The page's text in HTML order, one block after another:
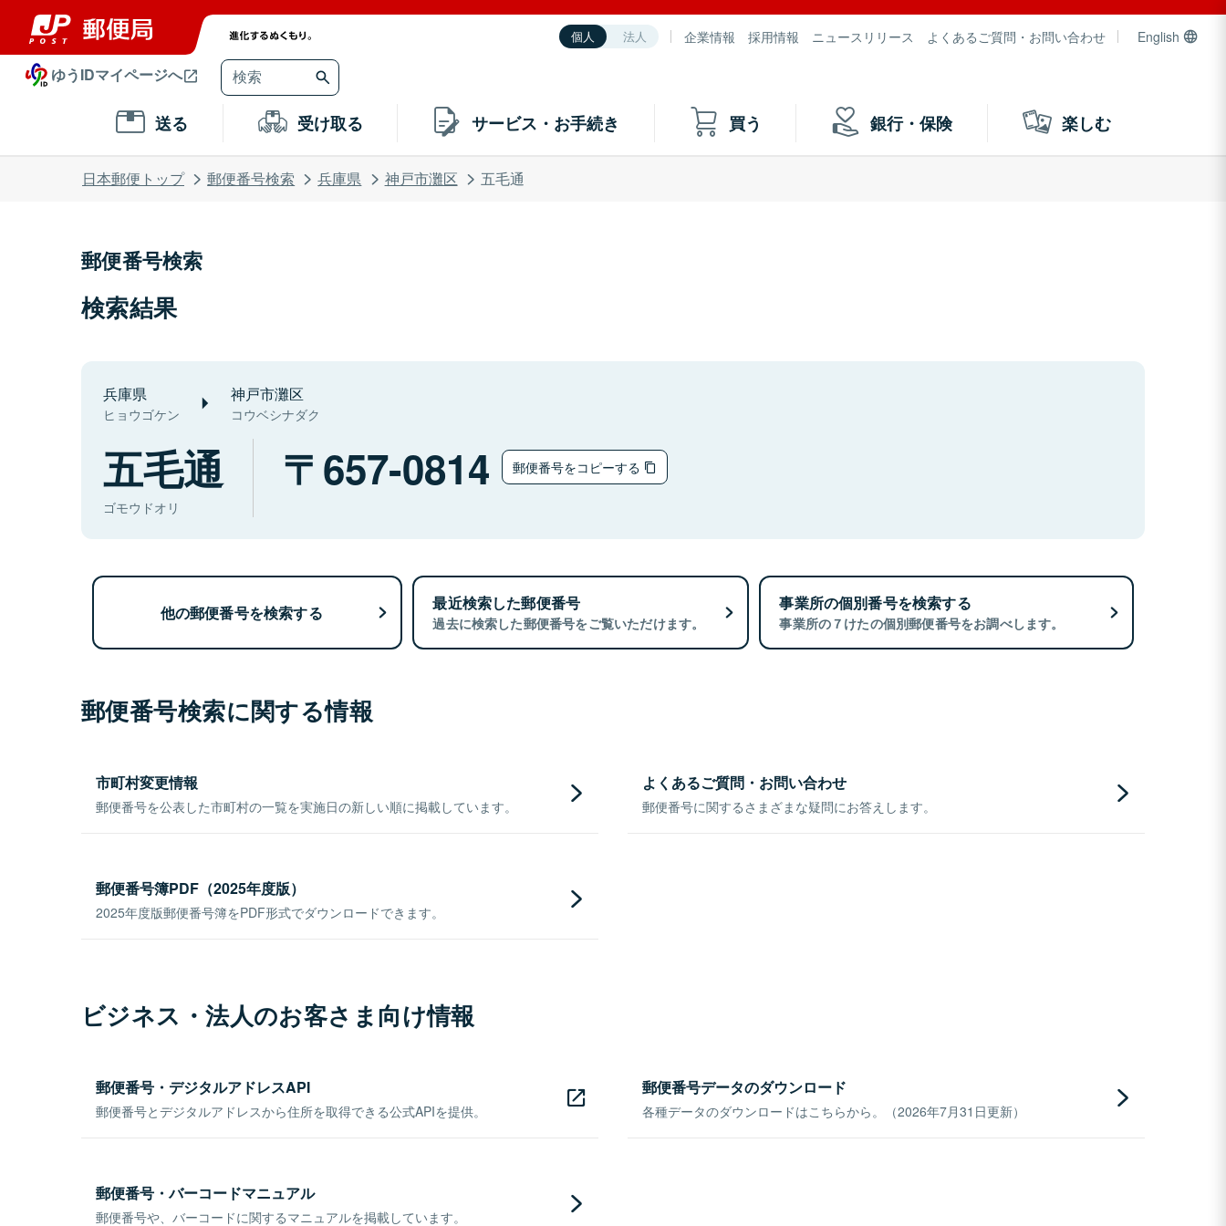
個人 法人 企業情報 採用情報 ニュースリリース よくあるご質問・お問い合わせ English
ゆうIDマイページへ
送る 受け取る サービス・お手続き 買う 銀行・保険 楽しむ
日本郵便トップ 郵便番号検索 兵庫県 神戸市灘区 五毛通
郵便番号検索
検索結果
兵庫県
ヒョウゴケン
神戸市灘区
コウベシナダク
五毛通
ゴモウドオリ
657-0814 郵便番号をコピーする
他の郵便番号を検索する 最近検索した郵便番号
過去に検索した郵便番号をご覧いただけます。
事業所の個別番号を検索する
事業所の７けたの個別郵便番号をお調べします。
郵便番号検索に関する情報
市町村変更情報
郵便番号を公表した市町村の一覧を実施日の新しい順に掲載しています。
よくあるご質問・お問い合わせ
郵便番号に関するさまざまな疑問にお答えします。
郵便番号簿PDF（2025年度版）
2025年度版郵便番号簿をPDF形式でダウンロードできます。
ビジネス・法人のお客さま向け情報
郵便番号・デジタルアドレスAPI
郵便番号とデジタルアドレスから住所を取得できる公式APIを提供。
郵便番号データのダウンロード
各種データのダウンロードはこちらから。（2026年7月31日更新）
郵便番号・バーコードマニュアル
郵便番号や、バーコードに関するマニュアルを掲載しています。